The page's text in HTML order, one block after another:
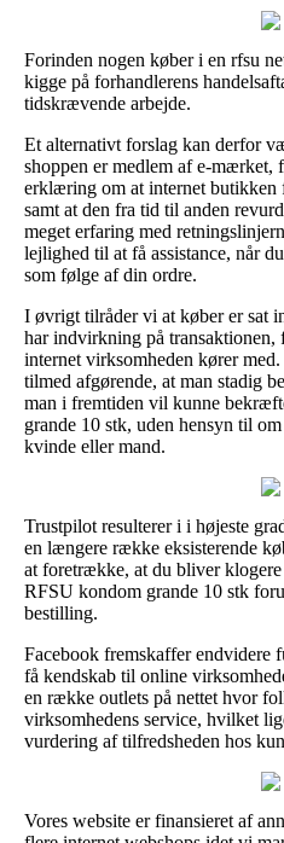
Forinden nogen køber i en rfsu
kigge på forhandlerens
tidskrævende arbejde.
Et alternativt forslag kan derfor
shoppen er medlem af e-mærket,
erklæring om at internet butikken
samt at den fra tid til anden
meget erfaring med
lejlighed til at få assistance, når
som følge af din ordre.
I øvrigt tilråder vi at køber er sat
har indvirkning på
internet virksomheden kører
tilmed afgørende, at man stadig
man i fremtiden vil kunne
grande 10 stk, uden hensyn til
kvinde eller mand.
Trustpilot resulterer i i højeste
en længere række eksisterende
at foretrække, at du bliver
RFSU kondom grande 10 stk
bestilling.
Facebook fremskaffer endvidere
få kendskab til online
en række outlets på nettet hvor
virksomhedens service, hvilket
vurdering af tilfredsheden hos
Vores website er finansieret af